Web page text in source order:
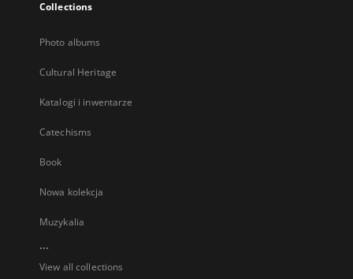
Collections
Photo albums
Cultural Heritage
Katalogi i inwentarze
Catechisms
Book
Nowa kolekcja
Muzykalia
...
View all collections